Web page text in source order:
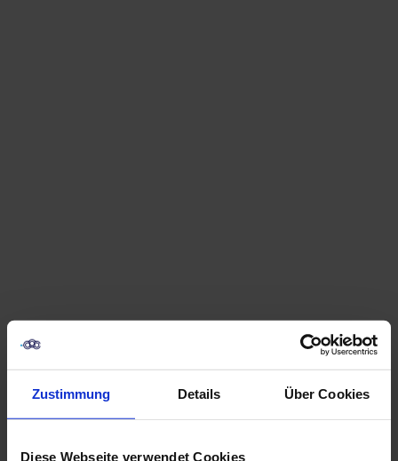
Zustimmung Details Über Cookies
Diese Webseite verwendet Cookies